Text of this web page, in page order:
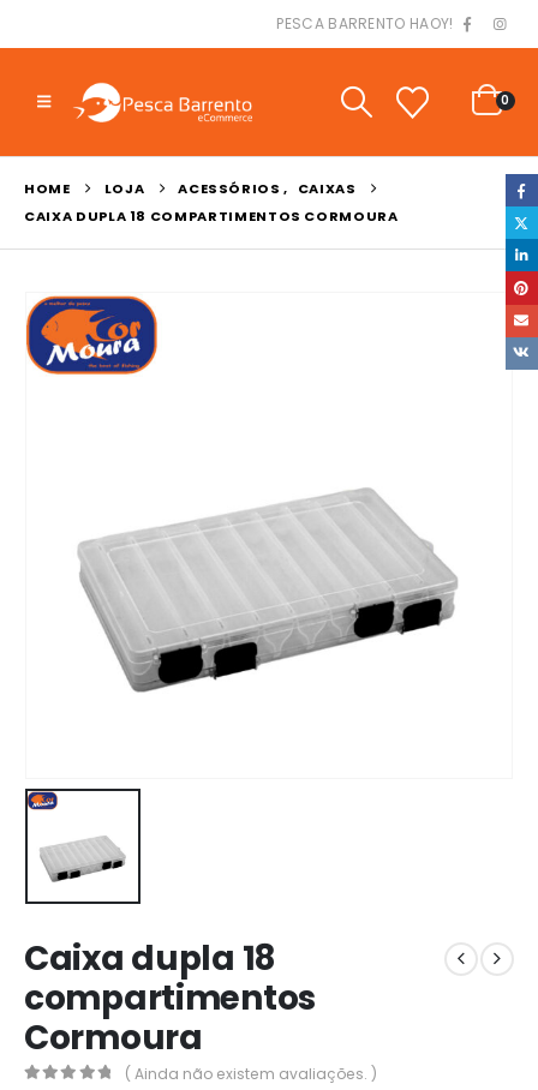
PESCA BARRENTO HAOY!
0
HOME LOJA ACESSÓRIOS ,
CAIXAS
CAIXA DUPLA 18 COMPARTIMENTOS CORMOURA
Caixa dupla 18
compartimentos
Cormoura
( Ainda não existem avaliações. )